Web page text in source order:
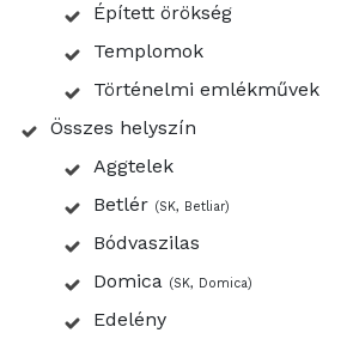
Épített örökség
Templomok
Történelmi emlékművek
Összes helyszín
Aggtelek
Betlér (SK, Betliar)
Bódvaszilas
Domica (SK, Domica)
Edelény